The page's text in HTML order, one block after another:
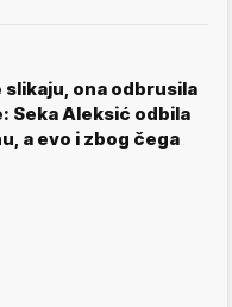
slikaju, ona odbrusila
Seka Aleksić odbila
a evo i zbog čega